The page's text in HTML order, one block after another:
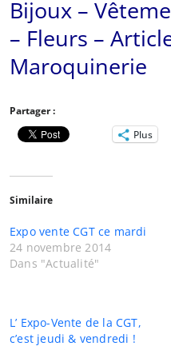
Bijoux –
– Fleurs –
Maroquinerie
Partager :
Plus
Similaire
Expo vente CGT ce mardi
24 novembre 2014
Dans "Actualité"
L’ Expo-Vente de la CGT,
c’est jeudi & vendredi !